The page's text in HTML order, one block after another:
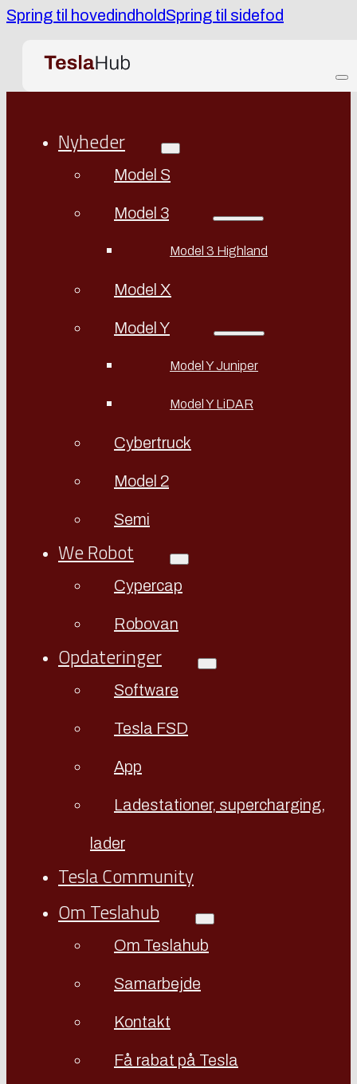
Spring til hovedindholdSpring til sidefod
Nyheder
Model S
Model 3
Model 3 Highland
Model X
Model Y
Model Y Juniper
Model Y LiDAR
Cybertruck
Model 2
Semi
We Robot
Cypercap
Robovan
Opdateringer
Software
Tesla FSD
App
Ladestationer, supercharging,
lader
Tesla Community
Om Teslahub
Om Teslahub
Samarbejde
Kontakt
Få rabat på Tesla